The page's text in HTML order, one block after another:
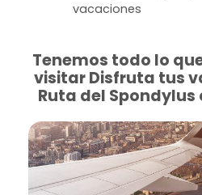
vacaciones
Tenemos todo lo
visitar Disfruta tus
Ruta del Spondylus